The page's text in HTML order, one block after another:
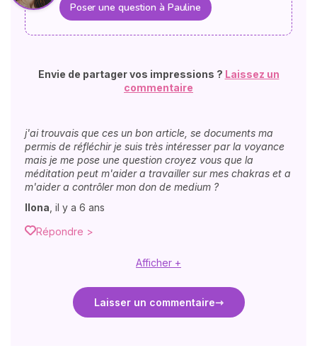
Poser une question à Pauline
Envie de partager vos impressions ? Laissez un
commentaire
j'ai trouvais que ces un bon article, se documents ma
permis de réfléchir je suis très intéresser par la voyance
mais je me pose une question croyez vous que la
méditation peut m'aider a travailler sur mes chakras et a
m'aider a contrôler mon don de medium ?
Ilona, il y a 6 ans
Répondre >
Afficher +
Laisser un commentaire